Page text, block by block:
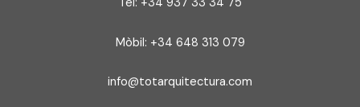
Mòbil: +34 648 313 079
info@totarquitectura.com